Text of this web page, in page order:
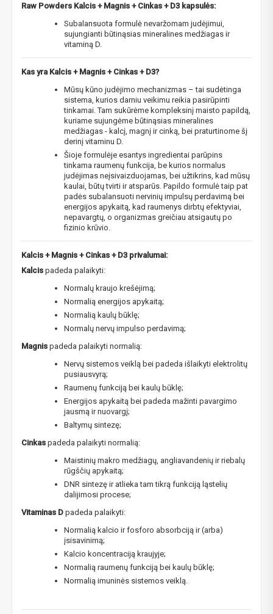
Raw Powders Kalcis + Magnis + Cinkas + D3 kapsulės:
Subalansuota formulė nevaržomam judėjimui,
sujungianti būtinąsias mineralines medžiagas ir
vitaminą D.
Kas yra Kalcis + Magnis + Cinkas + D3?
Mūsų kūno judėjimo mechanizmas – tai sudėtinga
sistema, kurios darniu veikimu reikia pasirūpinti
tinkamai. Tam sukūrėme kompleksinį maisto papildą,
kuriame sujungėme būtinąsias mineralines
medžiagas - kalcį, magnį ir cinką, bei praturtinome šį
derinį vitaminu D.
Šioje formulėje esantys ingredientai parūpins
tinkama raumenų funkcija, be kurios normalus
judėjimas neįsivaizduojamas, bei užtikrins, kad mūsų
kaulai, būtų tvirti ir atsparūs. Papildo formulė taip pat
padės subalansuoti nervinių impulsų perdavimą bei
energijos apykaitą, kad raumenys dirbtų efektyviai,
nepavargtų, o organizmas greičiau atsigautų po
fizinio krūvio.
Kalcis + Magnis + Cinkas + D3 privalumai:
Kalcis padeda palaikyti:
Normalų kraujo krešėjimą;
Normalią energijos apykaitą;
Normalią kaulų būklę;
Normalų nervų impulso perdavimą;
Magnis padeda palaikyti normalią:
Nervų sistemos veiklą bei padeda išlaikyti elektrolitų
pusiausvyrą;
Raumenų funkciją bei kaulų būklę;
Energijos apykaitą bei padeda mažinti pavargimo
jausmą ir nuovargį;
Baltymų sintezę;
Cinkas padeda palaikyti normalią:
Maistinių makro medžiagų, angliavandenių ir riebalų
rūgščių apykaitą;
DNR sintezę ir atlieka tam tikrą funkciją ląstelių
dalijimosi procese;
Vitaminas D padeda palaikyti:
Normalią kalcio ir fosforo absorbciją ir (arba)
įsisavinimą;
Kalcio koncentraciją kraujyje;
Normalią raumenų funkciją bei kaulų būklę;
Normalią imuninės sistemos veiklą.
NUOLAIDA TAU!